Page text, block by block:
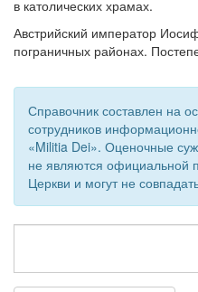
Св. Лаврентий, диакон и
см. календарь
Обратная связь
mail@apologia.ru
Отправить сообщение
Вход
в католических храмах.
Австрийский император
пограничных районах.
Справочник составлен на
сотрудников
«Militia Dei». Оценочные
не являются официальной
Церкви и могут не